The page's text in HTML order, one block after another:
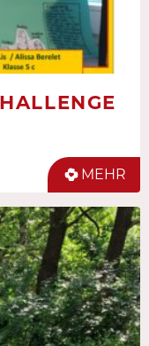
MEHR